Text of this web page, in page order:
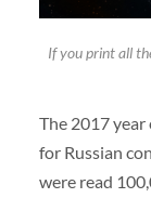
If you print all
The 2017
for Russian
were read